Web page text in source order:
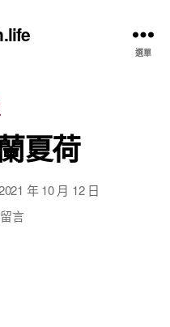
選單
夏荷
年 10 月 12 日
言